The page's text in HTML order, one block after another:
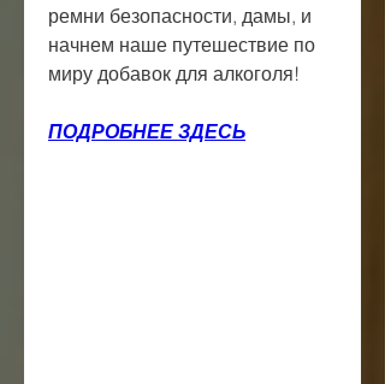
ремни безопасности, дамы, и
начнем наше путешествие по
миру добавок для алкоголя!
ПОДРОБНЕЕ ЗДЕСЬ